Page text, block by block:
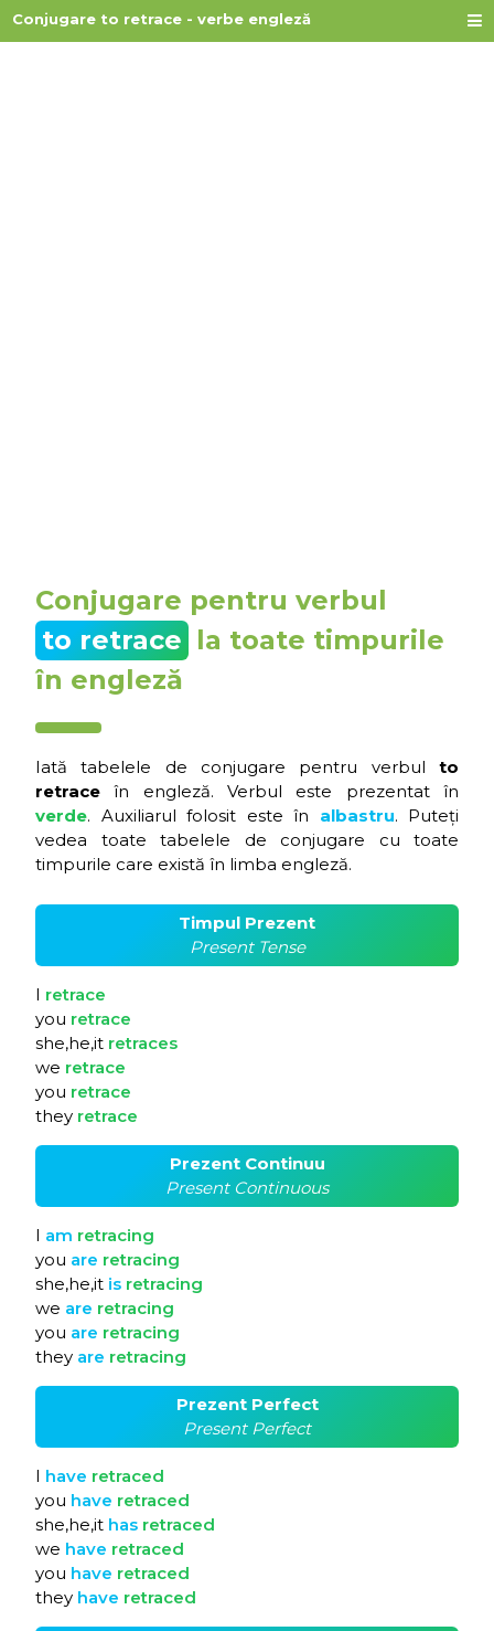
Conjugare to retrace - verbe engleză
Conjugare pentru verbul
to retrace la toate timpurile
în engleză
Iată tabelele de conjugare pentru verbul to
retrace în engleză. Verbul este prezentat în
verde. Auxiliarul folosit este în albastru. Puteți
vedea toate tabelele de conjugare cu toate
timpurile care există în limba engleză.
Timpul Prezent
Present Tense
I retrace
you retrace
she,he,it retraces
we retrace
you retrace
they retrace
Prezent Continuu
Present Continuous
I am retracing
you are retracing
she,he,it is retracing
we are retracing
you are retracing
they are retracing
Prezent Perfect
Present Perfect
I have retraced
you have retraced
she,he,it has retraced
we have retraced
you have retraced
they have retraced